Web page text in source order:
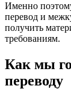
Именно
перевод и
получить
требованиям.
Как мы
переводу